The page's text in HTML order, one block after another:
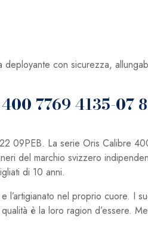
con sicurezza,
7769 4135-07
La serie Oris Calibre
del marchio svizzero
di 10 anni.
nel proprio cuore. I
è la loro ragion d’essere.